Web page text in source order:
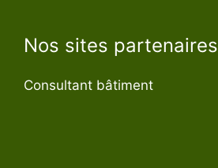
Nos sites partenaires
Consultant bâtiment